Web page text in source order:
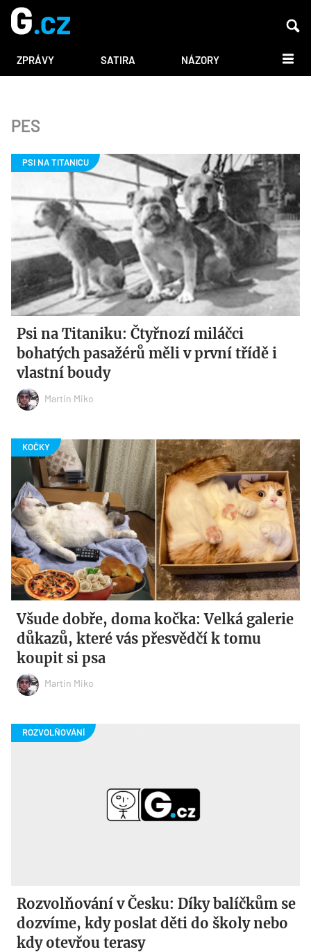
ZPRÁVY SATIRA NÁZORY DALŠÍ
PES
Psi na Titaniku: Čtyřnozí miláčci
bohatých pasažérů měli v první třídě i
vlastní boudy
Martin Miko
Všude dobře, doma kočka: Velká galerie
důkazů, které vás přesvědčí k tomu
koupit si psa
Martin Miko
Rozvolňování v Česku: Díky balíčkům se
dozvíme, kdy poslat děti do školy nebo
kdy otevřou terasy